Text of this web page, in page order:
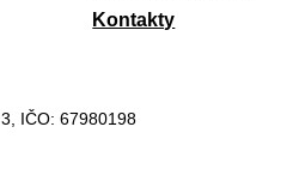
Kontakty
IČO: 67980198